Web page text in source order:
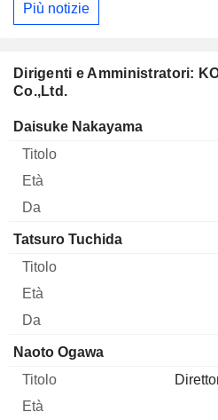
Più notizie
Dirigenti e Amministratori:
Co.,Ltd.
Manager Titolo Età
Daisuke Nakayama
Tatsuro Tuchida
Naoto Ogawa